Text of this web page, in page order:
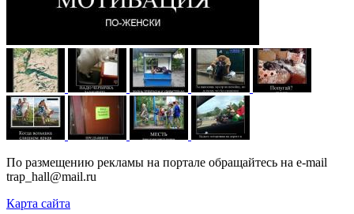
По размещению рекламы на портале обращайтесь на e-mail
trap_hall@mail.ru
Карта сайта